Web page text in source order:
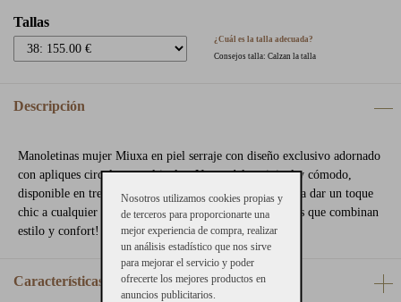
Tallas
¿Cuál es la talla adecuada?
Consejos talla: Calzan la talla
Descripción
Manoletinas mujer Miuxa en piel serraje con diseño exclusivo adornado
con apliques circulares multicolor. Un modelo original y cómodo,
disponible en tres colores, taupe, negro y azul, ideal para dar un toque
chic a cualquier look diario. ¡Descubre unas manoletinas que combinan
estilo y confort!
Características
Nosotros utilizamos cookies propias y
de terceros para proporcionarte una
mejor experiencia de compra, realizar
un análisis estadístico que nos sirve
para mejorar el servicio y poder
ofrecerte los mejores productos en
anuncios publicitarios.